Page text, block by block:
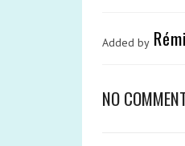
Added by Rémi
NO